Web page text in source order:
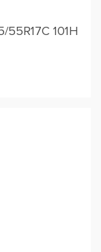
101H